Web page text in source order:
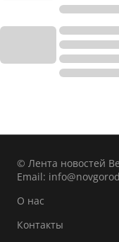
© Лента новостей
Email:
О нас
Контакты